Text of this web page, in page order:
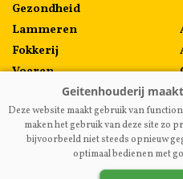
Gezondheid
Lammeren
Fokkerij
Voeren
Algemeen
Melkprijzen
Deze website maakt gebruik van
maken het gebruik van deze site zo
bijvoorbeeld niet steeds opnieuw
optimaal bedienen met